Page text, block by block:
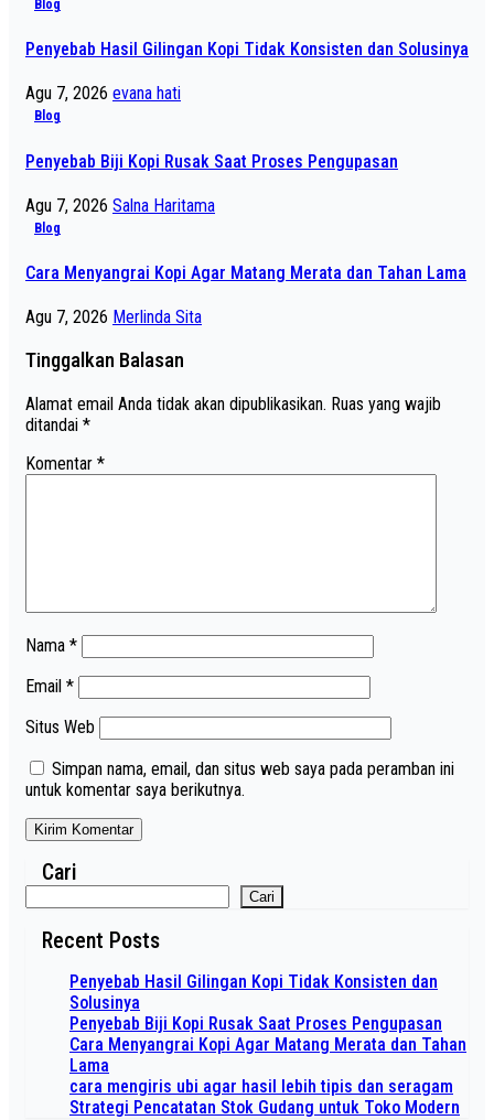
Blog
Penyebab Hasil Gilingan Kopi Tidak Konsisten dan Solusinya
Agu 7, 2026 evana hati
Blog
Penyebab Biji Kopi Rusak Saat Proses Pengupasan
Agu 7, 2026 Salna Haritama
Blog
Cara Menyangrai Kopi Agar Matang Merata dan Tahan Lama
Agu 7, 2026 Merlinda Sita
Tinggalkan Balasan
Alamat email Anda tidak akan dipublikasikan. Ruas yang wajib
ditandai *
Komentar *
Nama *
Email *
Situs Web
Simpan nama, email, dan situs web saya pada peramban ini
untuk komentar saya berikutnya.
Cari
Cari
Recent Posts
Penyebab Hasil Gilingan Kopi Tidak Konsisten dan
Solusinya
Penyebab Biji Kopi Rusak Saat Proses Pengupasan
Cara Menyangrai Kopi Agar Matang Merata dan Tahan
Lama
cara mengiris ubi agar hasil lebih tipis dan seragam
Strategi Pencatatan Stok Gudang untuk Toko Modern